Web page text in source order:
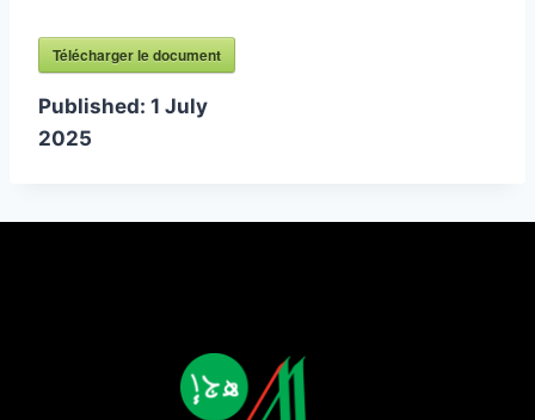
Télécharger le document
Published: 1 July
2025